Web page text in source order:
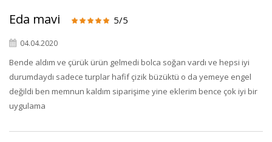
Eda mavi 5/5
04.04.2020
Bende aldım ve çürük ürün gelmedi bolca soğan vardı ve hepsi iyi
durumdaydı sadece turplar hafif çizik büzüktü o da yemeye engel
değildi ben memnun kaldım siparişime yine eklerim bence çok iyi bir
uygulama